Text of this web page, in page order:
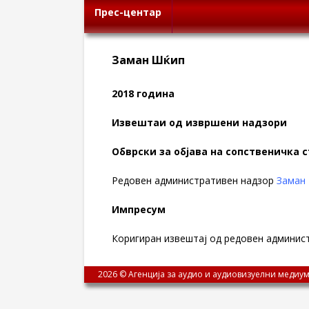
Прес-центар
Заман Шќип
2018 година
Извештаи од извршени надзори
Обврски за објава на сопственичка
Редовен административен надзор Заман
Импресум
Коригиран извештај од редовен
2026 © Агенција за аудио и аудиовизуелни